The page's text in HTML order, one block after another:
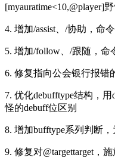
[myauratime<10,@player]
4. 增加/assist、/协助，命
5. 增加/follow、/跟随，命
6. 修复指向公会银行报错
7. 优化debufftype结构，
怪的debuff位区别
8. 增加bufftype系列判断
9. 修复对@targettarget，